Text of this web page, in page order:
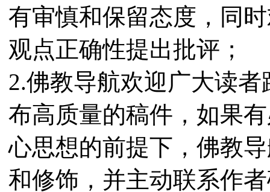
有审慎和保留态度，同
观点正确性提出批评；
2.佛教导航欢迎广大读
布高质量的稿件，如果
心思想的前提下，佛教
和修饰，并主动联系作